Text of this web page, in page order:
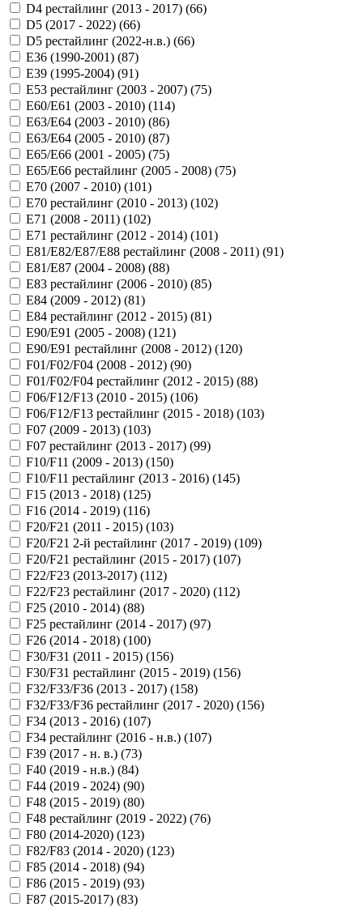
D4 рестайлинг (2013 - 2017) (66)
D5 (2017 - 2022) (66)
D5 рестайлинг (2022-н.в.) (66)
E36 (1990-2001) (87)
E39 (1995-2004) (91)
E53 рестайлинг (2003 - 2007) (75)
E60/E61 (2003 - 2010) (114)
E63/E64 (2003 - 2010) (86)
E63/E64 (2005 - 2010) (87)
E65/E66 (2001 - 2005) (75)
E65/E66 рестайлинг (2005 - 2008) (75)
E70 (2007 - 2010) (101)
E70 рестайлинг (2010 - 2013) (102)
E71 (2008 - 2011) (102)
E71 рестайлинг (2012 - 2014) (101)
E81/E82/E87/E88 рестайлинг (2008 - 2011) (91)
E81/E87 (2004 - 2008) (88)
E83 рестайлинг (2006 - 2010) (85)
E84 (2009 - 2012) (81)
E84 рестайлинг (2012 - 2015) (81)
E90/E91 (2005 - 2008) (121)
E90/E91 рестайлинг (2008 - 2012) (120)
F01/F02/F04 (2008 - 2012) (90)
F01/F02/F04 рестайлинг (2012 - 2015) (88)
F06/F12/F13 (2010 - 2015) (106)
F06/F12/F13 рестайлинг (2015 - 2018) (103)
F07 (2009 - 2013) (103)
F07 рестайлинг (2013 - 2017) (99)
F10/F11 (2009 - 2013) (150)
F10/F11 рестайлинг (2013 - 2016) (145)
F15 (2013 - 2018) (125)
F16 (2014 - 2019) (116)
F20/F21 (2011 - 2015) (103)
F20/F21 2-й рестайлинг (2017 - 2019) (109)
F20/F21 рестайлинг (2015 - 2017) (107)
F22/F23 (2013-2017) (112)
F22/F23 рестайлинг (2017 - 2020) (112)
F25 (2010 - 2014) (88)
F25 рестайлинг (2014 - 2017) (97)
F26 (2014 - 2018) (100)
F30/F31 (2011 - 2015) (156)
F30/F31 рестайлинг (2015 - 2019) (156)
F32/F33/F36 (2013 - 2017) (158)
F32/F33/F36 рестайлинг (2017 - 2020) (156)
F34 (2013 - 2016) (107)
F34 рестайлинг (2016 - н.в.) (107)
F39 (2017 - н. в.) (73)
F40 (2019 - н.в.) (84)
F44 (2019 - 2024) (90)
F48 (2015 - 2019) (80)
F48 рестайлинг (2019 - 2022) (76)
F80 (2014-2020) (123)
F82/F83 (2014 - 2020) (123)
F85 (2014 - 2018) (94)
F86 (2015 - 2019) (93)
F87 (2015-2017) (83)